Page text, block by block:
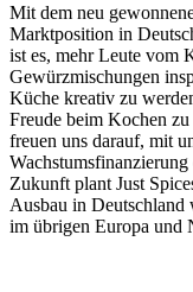
Mit dem neu
Marktposition in
ist es, mehr Leute vom
Gewürzmischungen
Küche kreativ zu
Freude beim Kochen
freuen uns darauf, mit
Zukunft plant Just
Ausbau in Deutschland
im übrigen Europa und